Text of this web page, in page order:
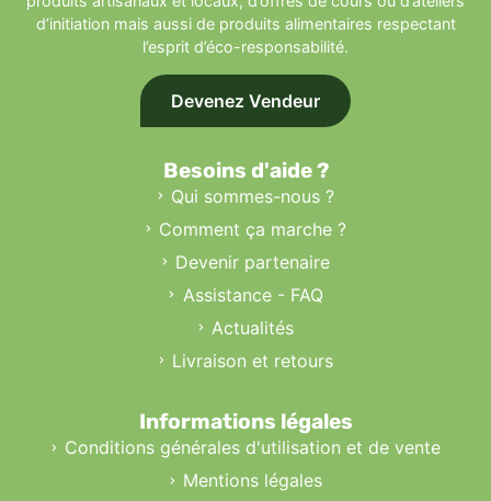
d’initiation mais aussi de produits alimentaires respectant
l’esprit d’éco-responsabilité.
Devenez Vendeur
Besoins d'aide ?
Qui sommes-nous ?
Comment ça marche ?
Devenir partenaire
Assistance - FAQ
Actualités
Livraison et retours
Informations légales
Conditions générales d'utilisation et de vente
Mentions légales